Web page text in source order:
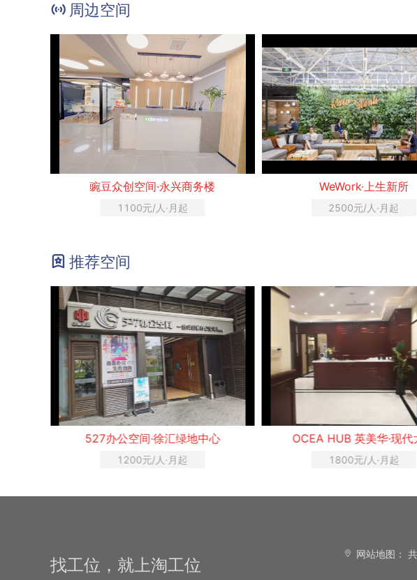
周边空间
豌豆众创空间·永兴商务楼
1100元/人·月起
WeWork·上生新所
2500元/人·月起
推荐空间
OCEA HUB 英美华·现代大厦
1800元/人·月起
OCEA HUB 英美华·运河湾知
300元/人·月起
找工位，就上淘工位
网站地图：